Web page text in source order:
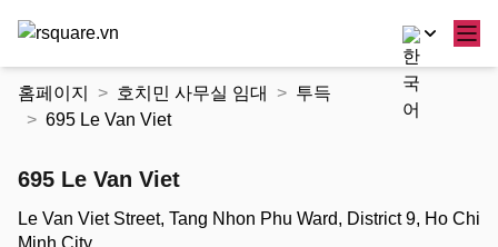
홈페이지 호치민 사무실 임대
투득
695 Le Van Viet
695 Le Van Viet
Le Van Viet Street, Tang Nhon Phu Ward, District 9, Ho Chi
Minh City